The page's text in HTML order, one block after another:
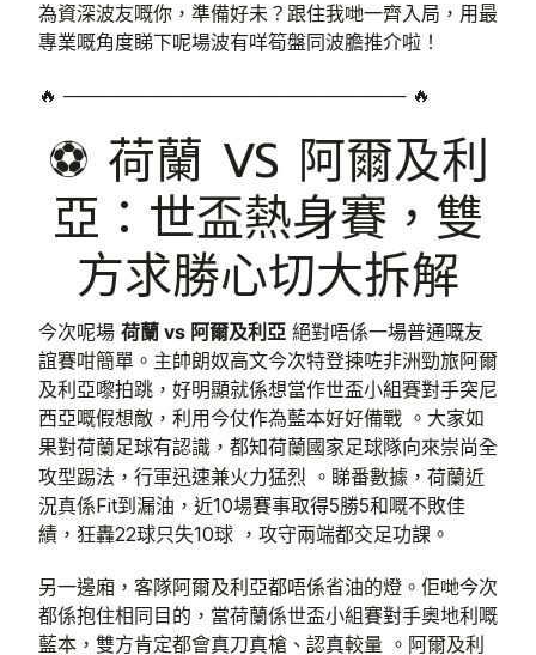
為資深波友嘅你，準備好未？跟住我哋一齊入局，用最
專業嘅角度睇下呢場波有咩筍盤同波膽推介啦！
🔥 ────────────────────────── 🔥
⚽ 荷蘭 VS 阿爾及利
亞：世盃熱身賽，雙
方求勝心切大拆解
今次呢場 荷蘭 vs 阿爾及利亞 絕對唔係一場普通嘅友
誼賽咁簡單。主帥朗奴高文今次特登揀咗非洲勁旅阿爾
及利亞嚟拍跳，好明顯就係想當作世盃小組賽對手突尼
西亞嘅假想敵，利用今仗作為藍本好好備戰 。大家如
果對荷蘭足球有認識，都知荷蘭國家足球隊向來崇尚全
攻型踢法，行軍迅速兼火力猛烈 。睇番數據，荷蘭近
況真係Fit到漏油，近10場賽事取得5勝5和嘅不敗佳
績，狂轟22球只失10球 ，攻守兩端都交足功課。
另一邊廂，客隊阿爾及利亞都唔係省油的燈。佢哋今次
都係抱住相同目的，當荷蘭係世盃小組賽對手奧地利嘅
藍本，雙方肯定都會真刀真槍、認真較量 。阿爾及利